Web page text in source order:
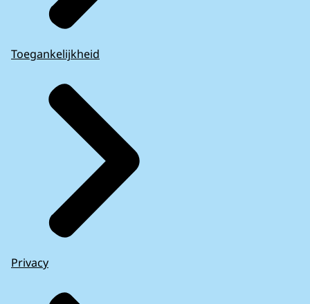
Toegankelijkheid
Privacy